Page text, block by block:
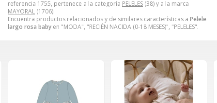
referencia 1755, pertenece a la categoría PELELES (38) y a la marca
MAYORAL (1706).
Encuentra productos relacionados y de similares características a Pelele
largo rosa baby en "MODA", "RECIÉN NACIDA (0-18 MESES)", "PELELES".